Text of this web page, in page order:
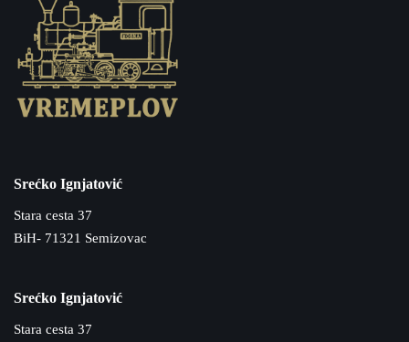
Srećko Ignjatović
Stara cesta 37
BiH- 71321 Semizovac
Srećko Ignjatović
Stara cesta 37